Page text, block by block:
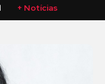
+ Notícias